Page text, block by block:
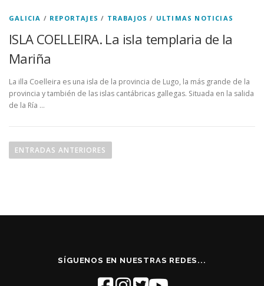
GALICIA / REPORTAJES / TRABAJOS / ULTIMAS NOTICIAS
ISLA COELLEIRA. La isla templaria de la
Mariña
La illa Coelleira es una isla de la provincia de Lugo, la más grande de la
provincia y también de las islas cantábricas gallegas. Situada en la salida
de la Ría …
aENTRADAS ANTERIORES
SÍGUENOS EN NUESTRAS REDES...